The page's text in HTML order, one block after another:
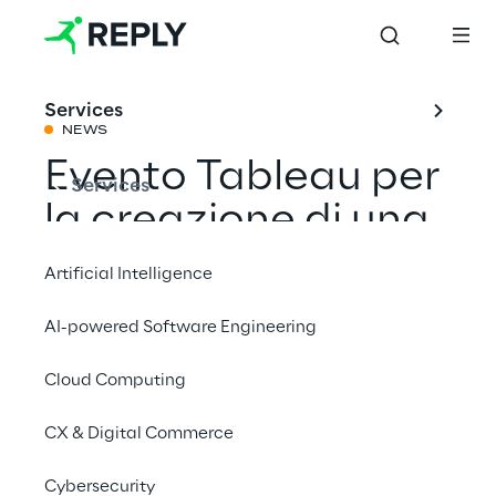
Services
Services
Artificial Intelligence
AI-powered Software Engineering
Cloud Computing
CX & Digital Commerce
Cybersecurity
NEWS
Evento Tableau per
la creazione di una
cultura orientata ai
dati
Condividi con un amico